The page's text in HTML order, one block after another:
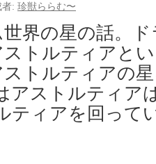
: 珍獣ららむ〜
界の星の話。
ストルティアと
トルティアの
アストルティア
ティアを回って